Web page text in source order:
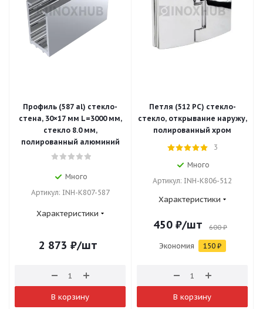
Профиль (587 al) стекло-
стена, 30×17 мм L=3000 мм,
стекло 8.0 мм,
полированный алюминий
Много
Артикул: INH-K807-587
Характеристики
2 873 ₽/шт
В корзину
Петля (512 PC) стекло-
стекло, открывание наружу,
полированный хром
3
Много
Артикул: INH-K806-512
Характеристики
450 ₽/шт 600₽
Экономия 150₽
В корзину